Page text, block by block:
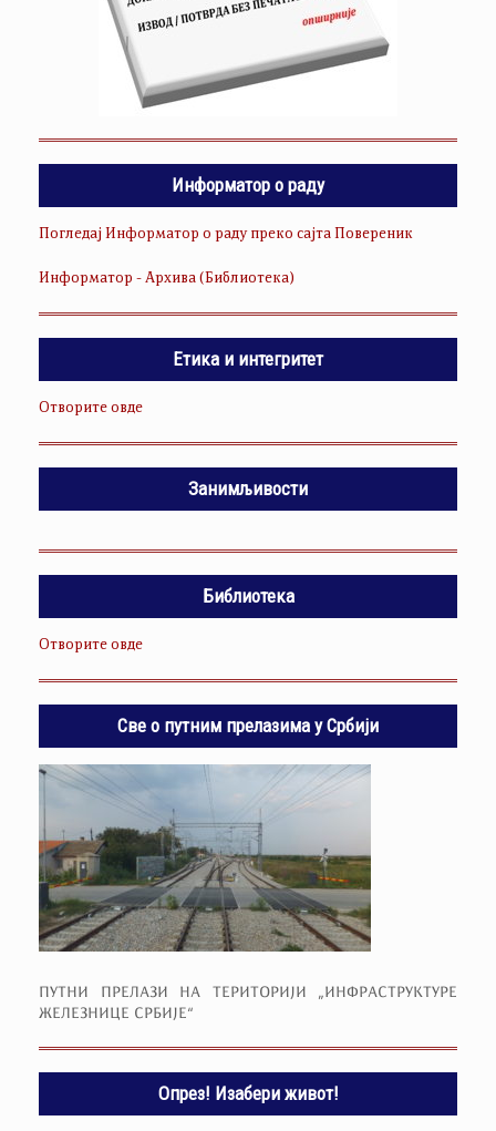
Информатор о раду
Погледај Информатор о раду преко сајта Повереник
Информатор - Архива (Библиотека)
Етика и интегритет
Отворите овде
Занимљивости
Библиотека
Отворите овде
Све о путним прелазима у Србији
ПУТНИ ПРЕЛАЗИ НА ТЕРИТОРИЈИ „ИНФРАСТРУКТУРЕ
ЖЕЛЕЗНИЦЕ СРБИЈЕ“
Опрез! Изабери живот!